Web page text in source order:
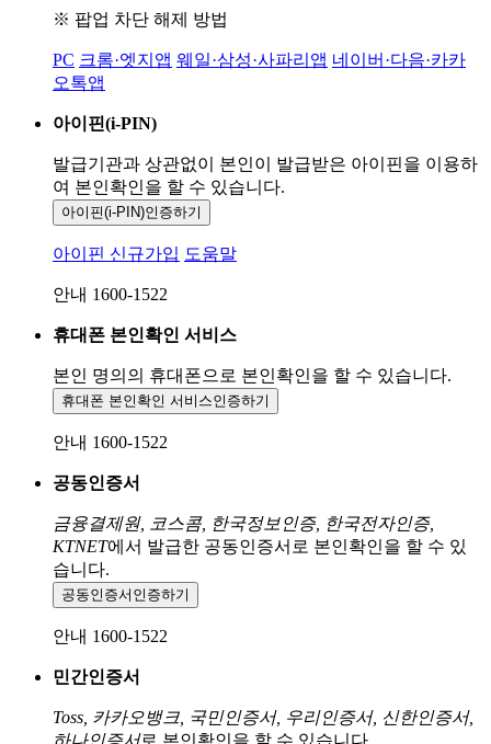
※ 팝업 차단 해제 방법
PC 크롬·엣지앱 웨일·삼성·사파리앱 네이버·다음·카카
오톡앱
아이핀(i-PIN)
발급기관과 상관없이 본인이 발급받은 아이핀을 이용하
여 본인확인을 할 수 있습니다.
아이핀(i-PIN)인증하기
아이핀 신규가입 도움말
안내 1600-1522
휴대폰 본인확인 서비스
본인 명의의 휴대폰으로 본인확인을 할 수 있습니다.
휴대폰 본인확인 서비스인증하기
안내 1600-1522
공동인증서
금융결제원, 코스콤, 한국정보인증, 한국전자인증,
KTNET에서 발급한 공동인증서로 본인확인을 할 수 있
습니다.
공동인증서 인증하기
안내 1600-1522
민간인증서
Toss, 카카오뱅크, 국민인증서, 우리인증서, 신한인증서,